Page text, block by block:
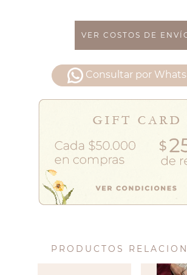
VER COSTOS DE
Consultar por
PRODUCTOS